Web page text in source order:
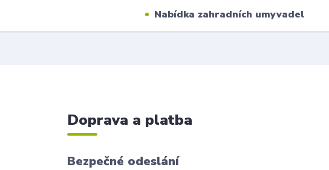
Nabídka zahradních umyvadel
Doprava a platba
Bezpečné odeslání